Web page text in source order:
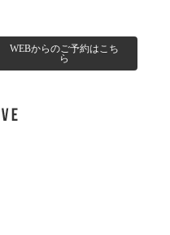
WEBからのご予約はこち
ら